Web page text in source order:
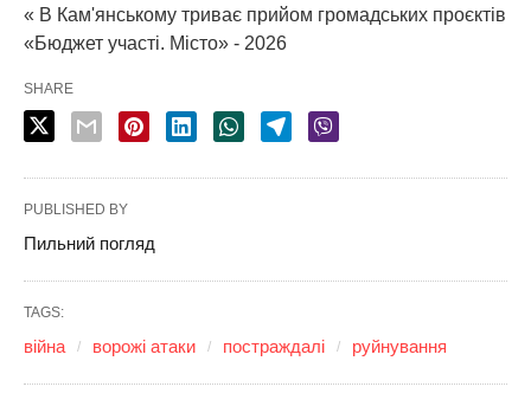
« В Кам'янському триває прийом громадських проєктів
«Бюджет участі. Місто» - 2026
SHARE
PUBLISHED BY
Пильний погляд
TAGS:
війна ворожі атаки постраждалі руйнування